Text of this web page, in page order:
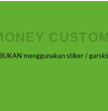
menggunakan stiker /